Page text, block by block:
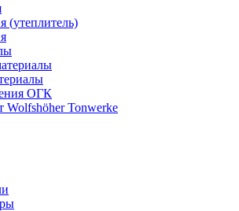
(утеплитель)
ОГК
Tonwerke